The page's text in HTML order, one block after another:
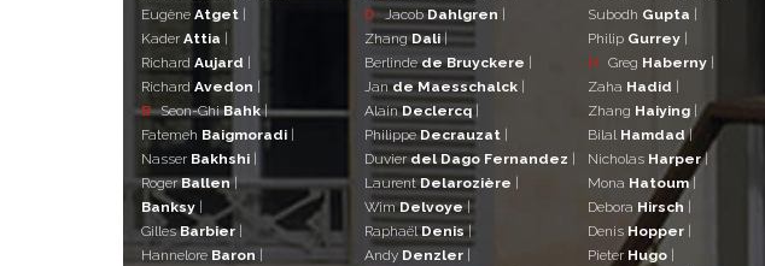
Eugène Atget |
Kader Attia |
Richard Aujard |
Richard Avedon |
B Seon-GhiBahk|
Fatemeh Baigmoradi |
Nasser Bakhshi |
RogerBallen|
Banksy |
GillesBarbier |
Hannelore Baron |
D JacobDahlgren |
ZhangDali|
Berlindede Bruyckere |
Jande Maesschalck |
AlainDeclercq|
PhilippeDecrauzat |
Duvierdel Dago Fernandez |
LaurentDelarozière |
WimDelvoye|
RaphaëlDenis|
Andy Denzler |
Subodh Gupta |
Philip Gurrey |
H
Greg Haberny |
Zaha Hadid |
Zhang Haiying |
Bilal Hamdad|
Nicholas Harper|
Mona Hatoum|
Debora Hirsch |
Denis Hopper |
Pieter Hugo |